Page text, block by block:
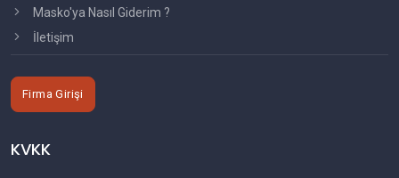
Masko'ya Nasıl Giderim ?
İletişim
Firma Girişi
KVKK